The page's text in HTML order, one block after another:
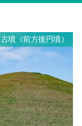
墳（前方後円墳）